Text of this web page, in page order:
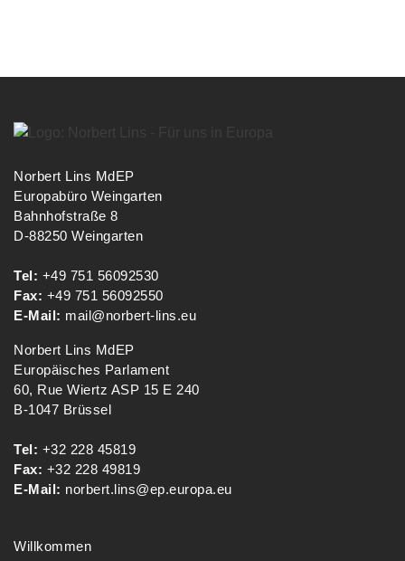
Norbert Lins MdEP
Europabüro Weingarten
Bahnhofstraße 8
D-88250 Weingarten
Tel: +49 751 56092530
Fax: +49 751 56092550
E-Mail: mail@norbert-lins.eu
Norbert Lins MdEP
Europäisches Parlament
60, Rue Wiertz ASP 15 E 240
B-1047 Brüssel
Tel: +32 228 45819
Fax: +32 228 49819
E-Mail: norbert.lins@ep.europa.eu
Willkommen